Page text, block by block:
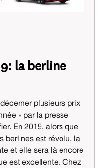
la berline
plusieurs prix
» par la presse
En 2019, alors que
berlines est révolu, la
et elle sera là encore
est excellente. Chez